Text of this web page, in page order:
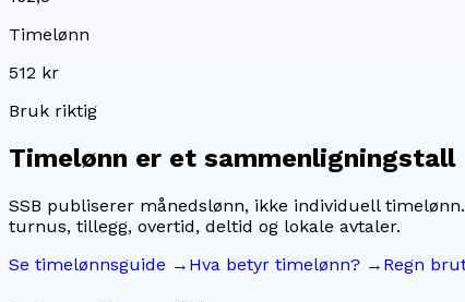
Timelønn
512 kr
Bruk riktig
Timelønn er et sammenligningstall
SSB publiserer månedslønn, ikke individuell
turnus, tillegg, overtid, deltid og lokale avtaler.
Se timelønnsguide → Hva betyr timelønn? → Regn